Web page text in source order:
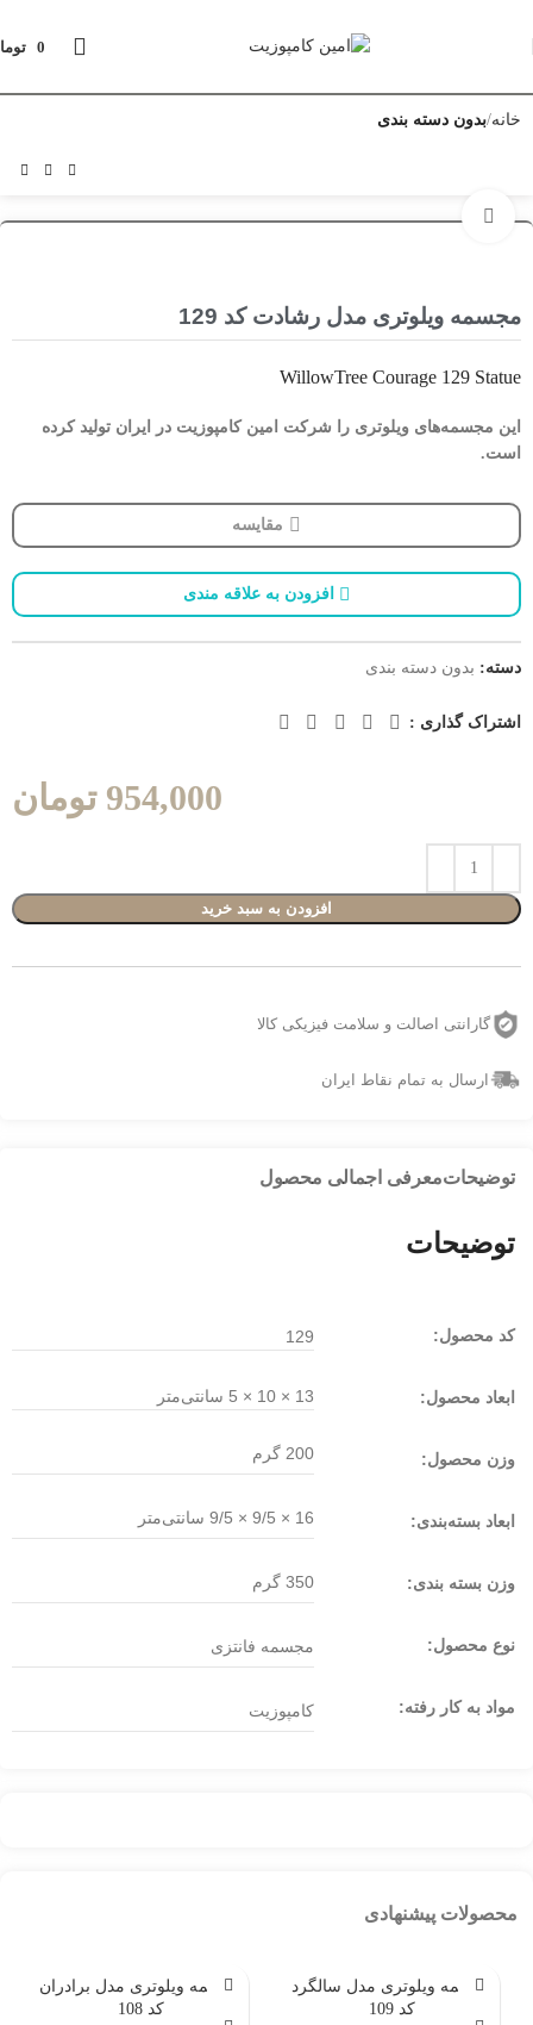
0
خانه بدون دسته بندی
مجسمه ویلوتری مدل رشادت کد 129
WillowTree Courage 129 Statue
این مجسمه‌های ویلوتری را شرکت امین کامپوزیت در ایران تولید کرده
است.
مقایسه
افزودن به علاقه مندی
دسته: بدون دسته بندی
اشتراک گذاری :
954,000 تومان
افزودن به سبد خرید
گارانتی اصالت و سلامت فیزیکی کالا
ارسال به تمام نقاط ایران
توضیحاتمعرفی اجمالی محصول
توضیحات
کد محصول:
ابعاد محصول:
وزن محصول:
ابعاد بسته‌بندی:
وزن بسته بندی:
نوع محصول:
مواد به کار رفته:
129
13 × 10 × 5 سانتی‌متر
200 گرم
16 × 9/5 × 9/5 سانتی‌متر
350 گرم
مجسمه فانتزی
کامپوزیت
محصولات پیشنهادی
مجسمه ویلوتری مدل سالگرد
کد 109
مجسمه ویلوتری مدل برادران
کد 108